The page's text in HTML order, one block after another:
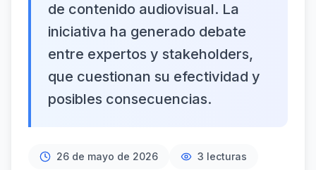
de contenido audiovisual. La
iniciativa ha generado debate
entre expertos y stakeholders,
que cuestionan su efectividad y
posibles consecuencias.
26 de mayo de 2026 3 lecturas